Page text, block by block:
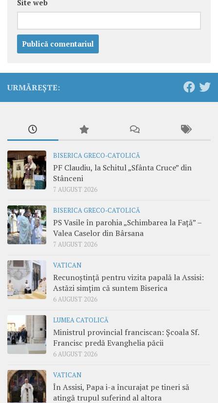
Site web
URMĂREȘTE:
BISERICA GRECO-CATOLICĂ
PF Claudiu, la Schitul „Sfânta Cruce” din
Stânceni
7 AUGUST 2026
BISERICA GRECO-CATOLICĂ
PS Vasile în parohia „Schimbarea la Față” –
Valea Caselor din Bârsana
7 AUGUST 2026
VATICAN
Recunoștință pentru vizita papală la Assisi:
Astăzi simțim că suntem Biserica
6 AUGUST 2026
LUMEA CATOLICĂ
Ministrul provincial franciscan: Școala Sf.
Francisc predă Evanghelia păcii
6 AUGUST 2026
VATICAN
În Assisi, Papa i-a încurajat pe tineri să
atingă trupul suferind al altora